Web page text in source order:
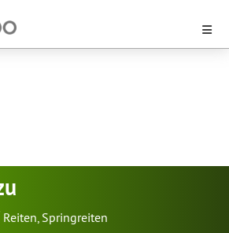
Reiten, Springreiten